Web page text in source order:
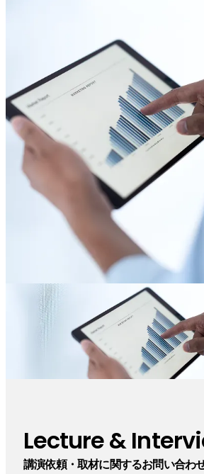
Lecture &
講演依頼・取材に関するお問い合わ